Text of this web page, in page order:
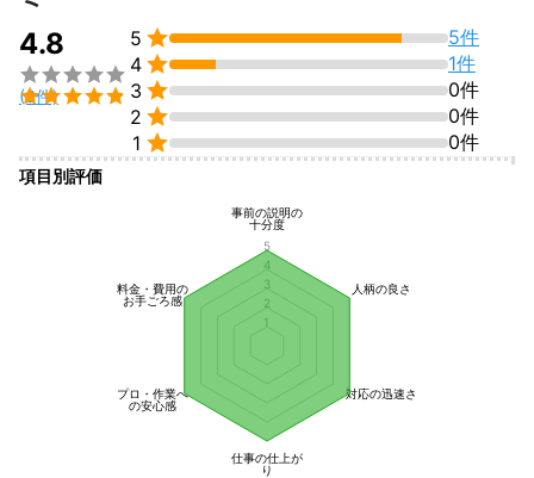
作業後の説明をしっかりし、お客様に安心して、また頼んでよか
った！また頼みたい！と思ってもらえるような対応を心がけてお
ります。
こういう業界は良い人もいれば悪い人もいます。
当社はお客様目線で正直に様々なことを対応、お話していきます
ので是非ご依頼お待ちしております。
4.8


(6件)
5 
5件
4 
1件
3 
0件
2 
0件
1  0件
項目別評価
事前の説明の
十分度
人柄の良さ
対応の迅速さ
仕事の仕上が
り
プロ・作業へ
の安心感
料金・費用の
お手ごろ感
1
2
3
4
5